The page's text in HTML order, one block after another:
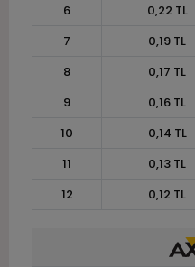
6
0,22 TL
7
0,19 TL
8
0,17 TL
9
0,16 TL
10
0,14 TL
11
0,13 TL
12
0,12 TL